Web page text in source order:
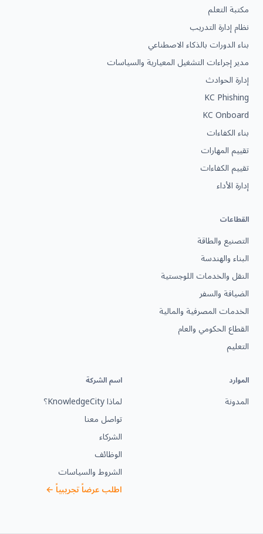
مكتبة التعلم
نظام إدارة التدريب
بناء الدورات بالذكاء الاصطناعي
مدير إجراءات التشغيل المعيارية والسياسات
إدارة الحوادث
KC Phishing
KC Onboard
بناء الكفاءات
تقييم المهارات
تقييم الكفاءات
إدارة الأداء
القطاعات
التصنيع والطاقة
البناء والهندسة
النقل والخدمات اللوجستية
الضيافة والسفر
الخدمات المصرفية والمالية
القطاع الحكومي والعام
التعليم
الموارد
المدونة
اسم الشركة
لماذا KnowledgeCity؟
تواصل معنا
الشركاء
الوظائف
الشروط والسياسات
اطلب عرضاً تجريبياً ←